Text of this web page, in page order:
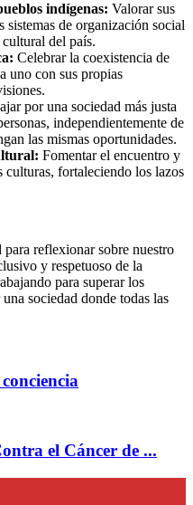
indígenas: Valorar sus
sistemas de organización social
del país.
Celebrar la coexistencia de
uno con sus propias
por una sociedad más justa
independientemente de
las mismas oportunidades.
Fomentar el encuentro y
culturas, fortaleciendo los lazos
reflexionar sobre nuestro
y respetuoso de la
para superar los
sociedad donde todas las
el Cáncer de ...